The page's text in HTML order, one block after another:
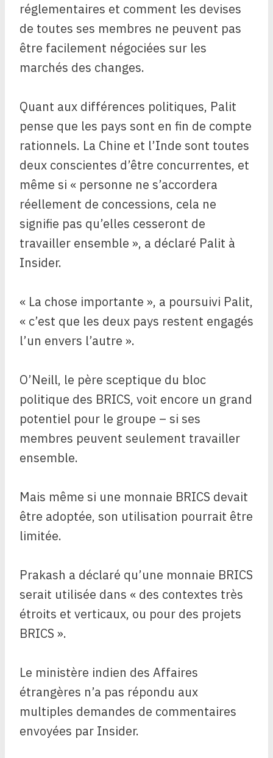
réglementaires et comment les devises
de toutes ses membres ne peuvent pas
être facilement négociées sur les
marchés des changes.
Quant aux différences politiques, Palit
pense que les pays sont en fin de compte
rationnels. La Chine et l’Inde sont toutes
deux conscientes d’être concurrentes, et
même si « personne ne s’accordera
réellement de concessions, cela ne
signifie pas qu’elles cesseront de
travailler ensemble », a déclaré Palit à
Insider.
« La chose importante », a poursuivi Palit,
« c’est que les deux pays restent engagés
l’un envers l’autre ».
O’Neill, le père sceptique du bloc
politique des BRICS, voit encore un grand
potentiel pour le groupe – si ses
membres peuvent seulement travailler
ensemble.
Mais même si une monnaie BRICS devait
être adoptée, son utilisation pourrait être
limitée.
Prakash a déclaré qu’une monnaie BRICS
serait utilisée dans « des contextes très
étroits et verticaux, ou pour des projets
BRICS ».
Le ministère indien des Affaires
étrangères n’a pas répondu aux
multiples demandes de commentaires
envoyées par Insider.